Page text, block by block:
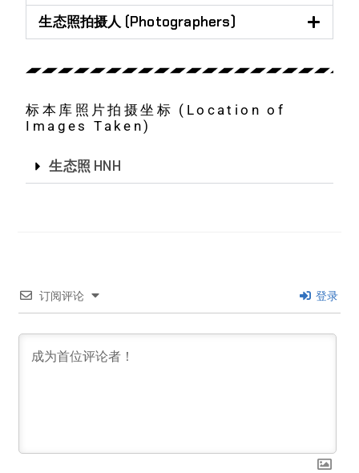
生态照拍摄人 (Photographers)
标本库照片拍摄坐标 (Location of
Images Taken)
生态照 HNH
订阅评论 登录